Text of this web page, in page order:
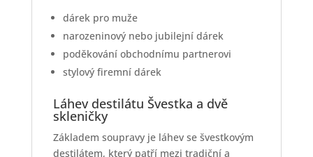
dárek pro muže
narozeninový nebo jubilejní dárek
poděkování obchodnímu partnerovi
stylový firemní dárek
Láhev destilátu Švestka a dvě
skleničky
Základem soupravy je láhev se švestkovým
destilátem, který patří mezi tradiční a